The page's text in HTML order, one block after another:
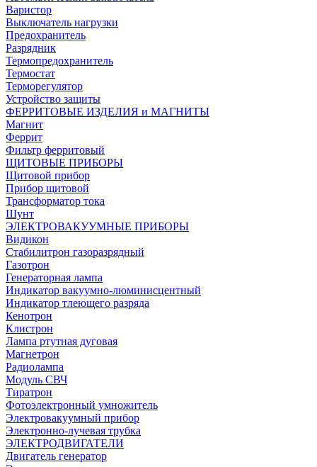
Варистор
Выключатель нагрузки
Предохранитель
Разрядник
Термопредохранитель
Термостат
Терморегулятор
Устройство защиты
ФЕРРИТОВЫЕ ИЗДЕЛИЯ и МАГНИТЫ
Магнит
Феррит
Фильтр ферритовый
ЩИТОВЫЕ ПРИБОРЫ
Щитовой прибор
Прибор щитовой
Трансформатор тока
Шунт
ЭЛЕКТРОВАКУУМНЫЕ ПРИБОРЫ
Видикон
Стабилитрон газоразрядный
Газотрон
Генераторная лампа
Индикатор вакуумно-люминисцентный
Индикатор тлеющего разряда
Кенотрон
Клистрон
Лампа ртутная дуговая
Магнетрон
Радиолампа
Модуль СВЧ
Тиратрон
Фотоэлектронный умножитель
Электровакуумный прибор
Электронно-лучевая трубка
ЭЛЕКТРОДВИГАТЕЛИ
Двигатель генератор